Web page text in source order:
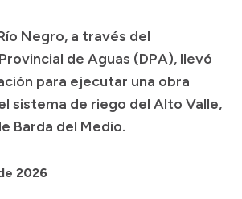
Negro, a través del
de Aguas (DPA), llevó
para ejecutar una obra
sistema de riego del Alto Valle,
Barda del Medio.
2026